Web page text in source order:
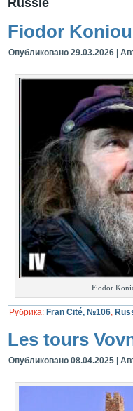
Russie
Fiodor
Опубликовано 29.03.2026
Fiodor
Рубрика: Fran Cité, №106,
Les tours
Опубликовано 08.04.2025